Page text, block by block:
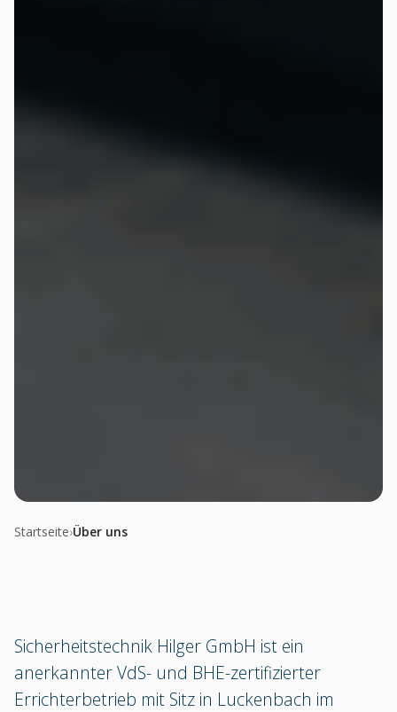
Startseite›Über uns
Sicherheitstechnik Hilger GmbH ist ein
anerkannter VdS- und BHE-zertifizierter
Errichterbetrieb mit Sitz in Luckenbach im